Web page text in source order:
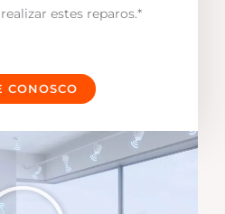
estes reparos.*
CONOSCO